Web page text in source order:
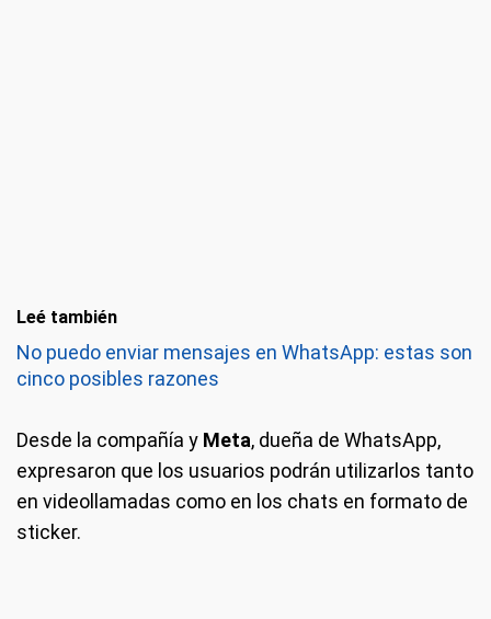
Leé también
No puedo enviar mensajes en WhatsApp: estas son
cinco posibles razones
Desde la compañía y Meta, dueña de WhatsApp,
expresaron que los usuarios podrán utilizarlos tanto
en videollamadas como en los chats en formato de
sticker.